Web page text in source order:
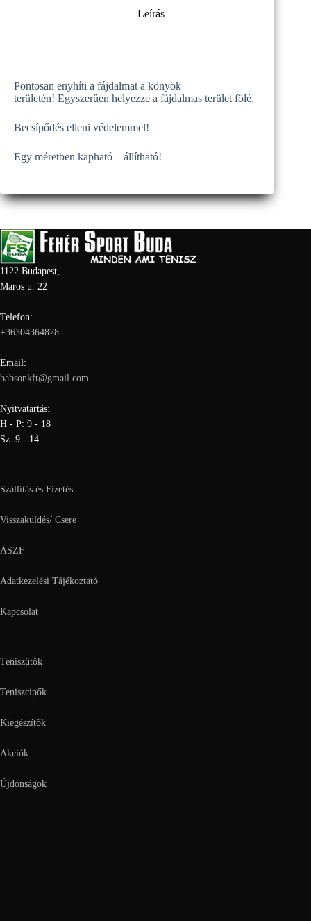
Leírás
Pontosan enyhíti a fájdalmat a könyök
területén! Egyszerűen helyezze a fájdalmas terület fölé.
Becsípődés elleni védelemmel!
Egy méretben kapható – állítható!
1122 Budapest,
Maros u. 22
Telefon:
+36304364878
Email:
babsonkft@gmail.com
Nyitvatartás:
H - P: 9 - 18
Sz: 9 - 14
Szállítás és Fizetés
Visszaküldés/ Csere
ÁSZF
Adatkezelési Tájékoztató
Kapcsolat
Teniszütők
Teniszcipők
Kiegészítők
Akciók
Újdonságok